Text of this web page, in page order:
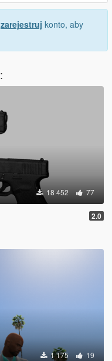
zarejestruj konto, aby
:
18 452 77
2.0
1 175 19